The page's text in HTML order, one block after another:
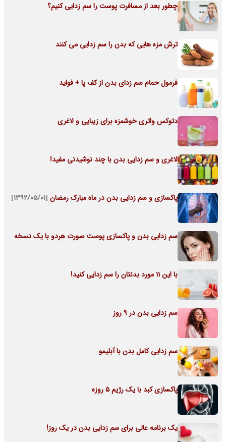
چطور بعد از مسافرت پوست را سم زدایی کنیم؟
ترش مزه هایی که بدن را سم زدایی می کنند
فرمول حمام سم زدای بدن از کف پا + فواید
دتوکس واتری خوشمزه برای زیبایی و لاغری
لاغری و سم زدایی بدن با چند نوشیدنی مفید!
پاکسازی و سم زدایی بدن در ماه مبارک رمضان [۱۳۹۲/۰۵/۰۱]
سم زدایی بدن و پاکسازی پوست صورت هردو با یک نسخه
با این 11 مورد بدنتان را سم زدایی کنید!
سم زدایی بدن در 9 روز
سم زدایی کامل بدن با آبلیمو
پاکسازی کبد با یک رژیم 5 روزه
یک برنامه عالی برای سم زدایی بدن در یک روز!